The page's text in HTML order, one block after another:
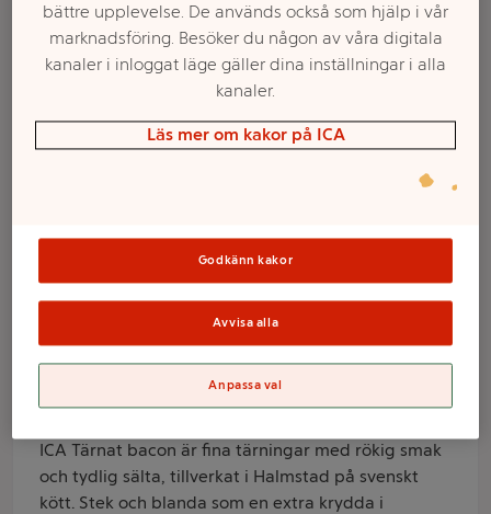
140g ICA
ICA
Produktinformation
ICA Tärnat bacon är fina tärningar med rökig smak
och tydlig sälta, tillverkat i Halmstad på svenskt
kött. Stek och blanda som en extra krydda i
Välj butik och handla
Sortimentet kan variera mellan butikerna
bättre upplevelse. De används också som hjälp i vår
marknadsföring. Besöker du någon av våra digitala
kanaler i inloggat läge gäller dina inställningar i alla
kanaler.
Läs mer om kakor på ICA
Godkänn kakor
Avvisa alla
Anpassa val